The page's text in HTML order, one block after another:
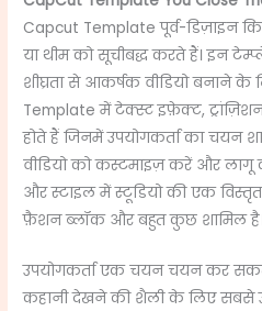
Capcut Template पूर्व-डिज़ाइन
या थीम को सूचीबद्ध करते हैं। इन
शीघ्रता से आकर्षक वीडियो बनाने
Template में टेक्स्ट इफ़ेक्ट,
होते हैं जिनमें उपयोगकर्ता का चयन
वीडियो को कस्टमाइज़ करें और
और स्टाइल में स्टूडियो की एक विस्तृत
फ़ैशन ब्लॉक और बहुत कुछ शामिल है।
उपयोगकर्ता एक चयन चयन कर सकते
कहानी देखने की शैली के लिए सबसे